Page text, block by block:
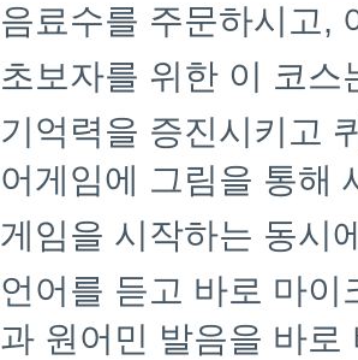
음료수를 주문하시고,
초보자를 위한 이 코
기억력을 증진시키고
어게임에 그림을 통해
게임을 시작하는 동시
언어를 듣고 바로 마
과 원어민 발음을 바로